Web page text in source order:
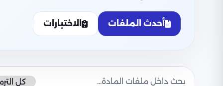
أحدث الملفات الاختبارات